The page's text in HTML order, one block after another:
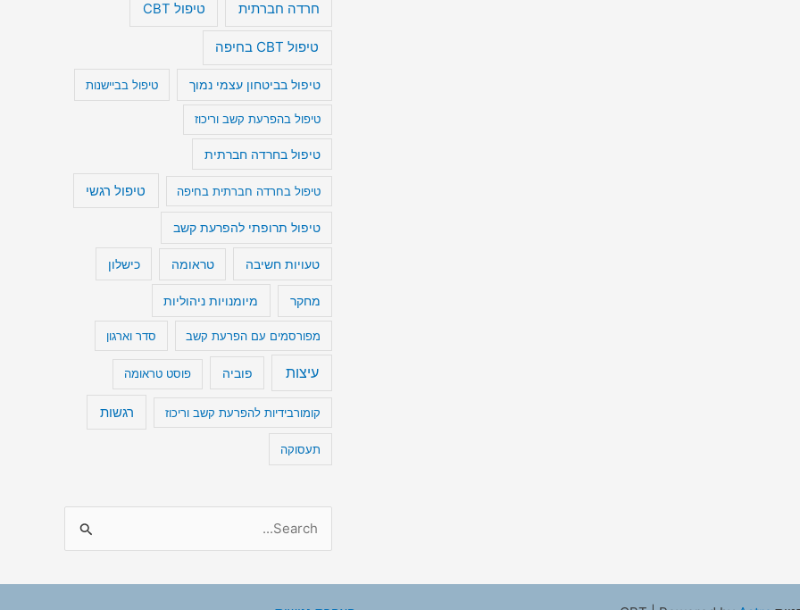
חרדה חברתית טיפול CBT
טיפול CBT בחיפה
טיפול בביטחון עצמי נמוך טיפול בביישנות
טיפול בהפרעת קשב וריכוז
טיפול בחרדה חברתית
טיפול בחרדה חברתית בחיפה טיפול רגשי
טיפול תרופתי להפרעת קשב
טעויות חשיבה טראומה כישלון
מחקר מיומנויות ניהוליות
מפורסמים עם הפרעת קשב סדר וארגון
עיצות פוביה פוסט טראומה
קומורבידיות להפרעת קשב וריכוז רגשות
תעסוקה
a